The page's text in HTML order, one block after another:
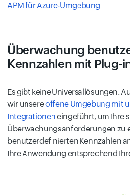
APM für Azure-Umgebung
Überwachung
Kennzahlen mit Plug-
Es gibt keine Universallösungen.
wir unsereoffene Umgebung mit
Integrationeneingeführt, um Ihre
Überwachungsanforderungen zu
benutzerdefinierten Kennzahlen
Ihre Anwendung entsprechend